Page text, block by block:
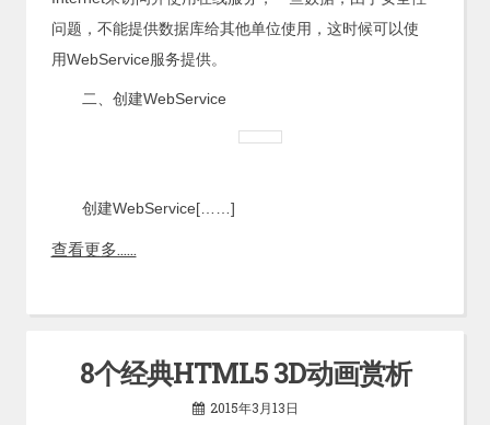
问题，不能提供数据库给其他单位使用，这时候可以使
用WebService服务提供。
二、创建WebService
创建WebService[……]
查看更多……
8个经典HTML5 3D动画赏析
2015年3月13日